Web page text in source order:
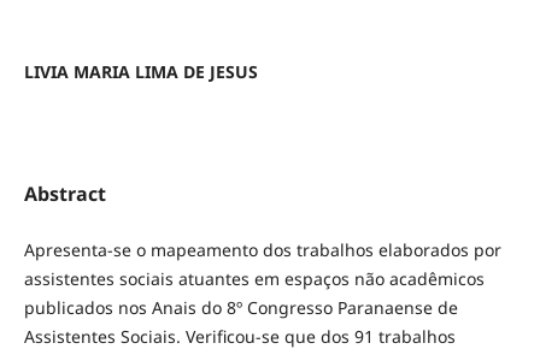
LIVIA MARIA LIMA DE JESUS
Abstract
Apresenta-se o mapeamento dos trabalhos elaborados por
assistentes sociais atuantes em espaços não acadêmicos
publicados nos Anais do 8º Congresso Paranaense de
Assistentes Sociais. Verificou-se que dos 91 trabalhos